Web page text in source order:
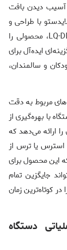
آسیب دیدن بافت
با طراحی و
تولید ناخن گیر برقی لایدستو مدل LQ-DDZJD03، محصولی را
ایده‌آل برای
و سالمندان،
مربوط به دقت
با بهره‌گیری از
ارائه می‌دهد که
یا ترس از
این محصول برای
جایگزین تمام
کوتاه‌ترین زمان
دستگاه